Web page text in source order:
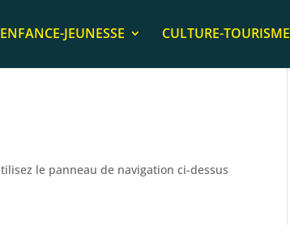
ENFANCE-JEUNESSE CULTURE-TOURISME
le panneau de navigation ci-dessus